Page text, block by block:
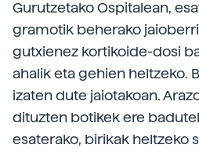
Gurutzetako Ospitalean,
gramotik beherako jaioberri
gutxienez kortikoide-dosi
ahalik eta gehien heltzeko.
izaten dute jaiotakoan.
dituzten botikek ere
esaterako, birikak heltzeko